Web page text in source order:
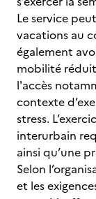
Le service
vacations au
également
mobilité
l'accès
contexte
stress.
interurbain
ainsi qu’une
Selon
et les